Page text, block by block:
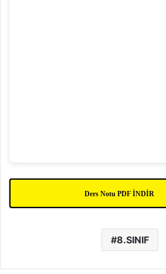
Ders Notu PDF İNDİR
8.SINIF